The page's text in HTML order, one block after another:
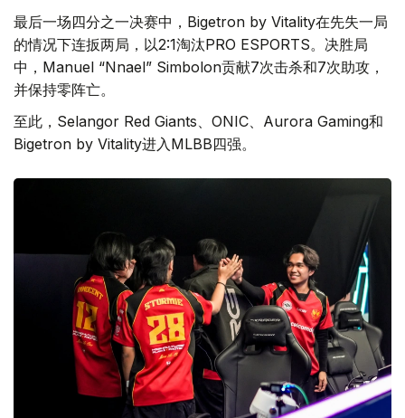
最后一场四分之一决赛中，Bigetron by Vitality在先失一局
的情况下连扳两局，以2:1淘汰PRO ESPORTS。决胜局
中，Manuel “Nnael” Simbolon贡献7次击杀和7次助攻，
并保持零阵亡。
至此，Selangor Red Giants、ONIC、Aurora Gaming和
Bigetron by Vitality进入MLBB四强。